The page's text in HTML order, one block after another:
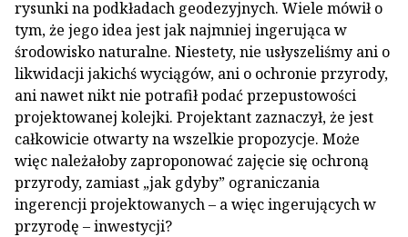
rysunki na podkładach geodezyjnych. Wiele mówił o
tym, że jego idea jest jak najmniej ingerująca w
środowisko naturalne. Niestety, nie usłyszeliśmy ani o
likwidacji jakichś wyciągów, ani o ochronie przyrody,
ani nawet nikt nie potrafił podać przepustowości
projektowanej kolejki. Projektant zaznaczył, że jest
całkowicie otwarty na wszelkie propozycje. Może
więc należałoby zaproponować zajęcie się ochroną
przyrody, zamiast „jak gdyby” ograniczania
ingerencji projektowanych – a więc ingerujących w
przyrodę – inwestycji?